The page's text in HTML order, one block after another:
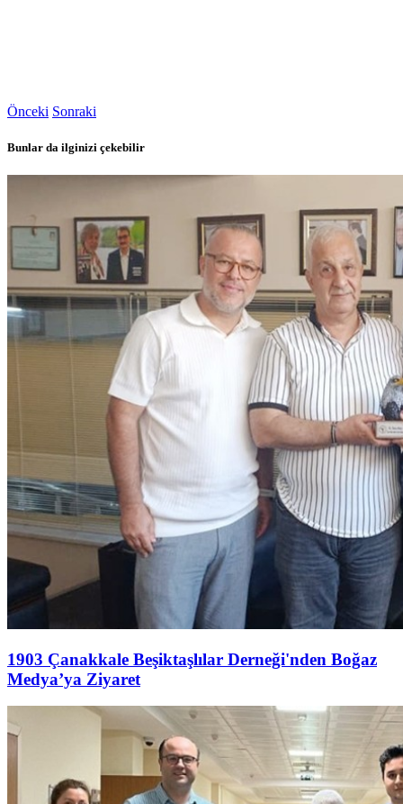
Önceki Sonraki
Bunlar da ilginizi çekebilir
1903 Çanakkale Beşiktaşlılar Derneği'nden Boğaz
Medya’ya Ziyaret